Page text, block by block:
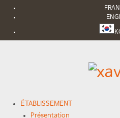
ÉTABLISSEMENT
Présentation